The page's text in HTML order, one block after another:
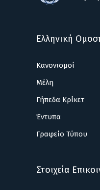
Ελληνική
Κανονισμοί
Μέλη
Γήπεδα Κρίκετ
Έντυπα
Γραφείο Τύπου
Στοιχεία